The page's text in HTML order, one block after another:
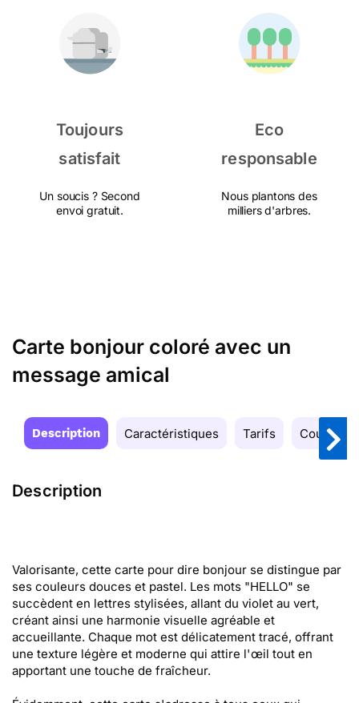
Toujours
satisfait
Un soucis ? Second
envoi gratuit.
Eco
responsable
Nous plantons des
milliers d'arbres.
Carte bonjour coloré avec un
message amical
Description Caractéristiques Tarifs Couleurs
Description
Valorisante, cette carte pour dire bonjour se distingue par
ses couleurs douces et pastel. Les mots "HELLO" se
succèdent en lettres stylisées, allant du violet au vert,
créant ainsi une harmonie visuelle agréable et
accueillante. Chaque mot est délicatement tracé, offrant
une texture légère et moderne qui attire l'œil tout en
apportant une touche de fraîcheur.